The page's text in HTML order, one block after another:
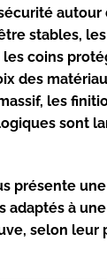
autour
stables,
coins
des
les
sont
présente
adaptés à
selon leur